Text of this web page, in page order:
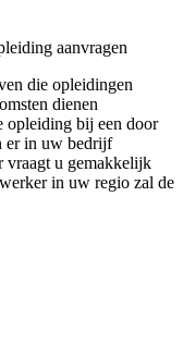
aanvragen
die opleidingen
dienen
opleiding bij een door
er in uw bedrijf
vraagt u gemakkelijk
in uw regio zal de